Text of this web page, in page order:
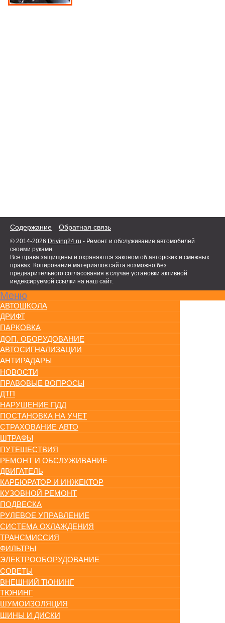
Содержание Обратная связь
© 2014-2026 Driving24.ru - Ремонт и обслуживание автомобилей
своими руками.
Все права защищены и охраняются законом об авторских и смежных
правах. Копирование материалов сайта возможно без
предварительного согласования в случае установки активной
индексируемой ссылки на наш сайт.
Меню
АВТОШКОЛА
ДРИФТ
ПАРКОВКА
ДОП. ОБОРУДОВАНИЕ
АВТОСИГНАЛИЗАЦИИ
АНТИРАДАРЫ
НОВОСТИ
ПРАВОВЫЕ ВОПРОСЫ
ДТП
НАРУШЕНИЕ ПДД
ПОСТАНОВКА НА УЧЕТ
СТРАХОВАНИЕ АВТО
ШТРАФЫ
ПУТЕШЕСТВИЯ
РЕМОНТ И ОБСЛУЖИВАНИЕ
ДВИГАТЕЛЬ
КАРБЮРАТОР И ИНЖЕКТОР
КУЗОВНОЙ РЕМОНТ
ПОДВЕСКА
РУЛЕВОЕ УПРАВЛЕНИЕ
СИСТЕМА ОХЛАЖДЕНИЯ
ТРАНСМИССИЯ
ФИЛЬТРЫ
ЭЛЕКТРООБОРУДОВАНИЕ
СОВЕТЫ
ВНЕШНИЙ ТЮНИНГ
ТЮНИНГ
ШУМОИЗОЛЯЦИЯ
ШИНЫ И ДИСКИ